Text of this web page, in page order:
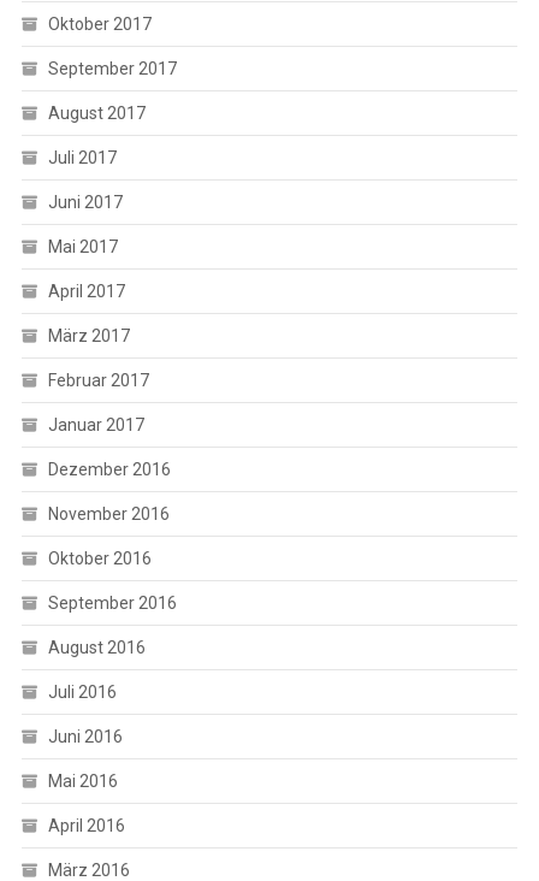
Oktober 2017
September 2017
August 2017
Juli 2017
Juni 2017
Mai 2017
April 2017
März 2017
Februar 2017
Januar 2017
Dezember 2016
November 2016
Oktober 2016
September 2016
August 2016
Juli 2016
Juni 2016
Mai 2016
April 2016
März 2016